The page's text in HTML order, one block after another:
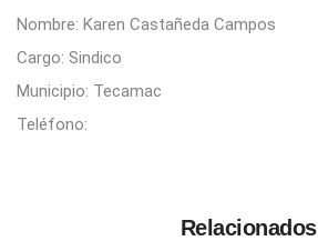
Nombre: Karen Castañeda Campos
Cargo: Sindico
Municipio: Tecamac
Teléfono:
Relacionados